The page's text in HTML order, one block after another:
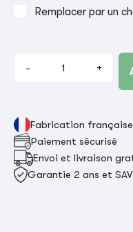
Remplacer par un
- +
Fabrication française
Paiement sécurisé
Envoi et livraison
Garantie 2 ans et